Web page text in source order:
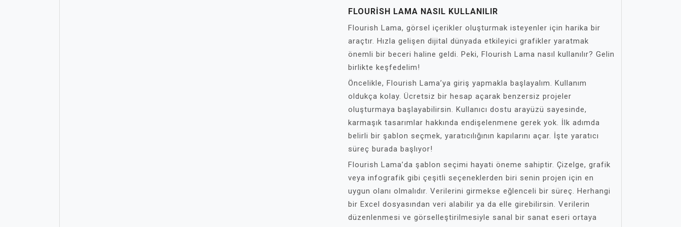
FLOURISH LAMA NASIL KULLANILIR
Flourish Lama, görsel içerikler oluşturmak isteyenler için harika bir
araçtır. Hızla gelişen dijital dünyada etkileyici grafikler yaratmak
önemli bir beceri haline geldi. Peki, Flourish Lama nasıl kullanılır? Gelin
birlikte keşfedelim!
Öncelikle, Flourish Lama’ya giriş yapmakla başlayalım. Kullanım
oldukça kolay. Ücretsiz bir hesap açarak benzersiz projeler
oluşturmaya başlayabilirsin. Kullanıcı dostu arayüzü sayesinde,
karmaşık tasarımlar hakkında endişelenmene gerek yok. İlk adımda
belirli bir şablon seçmek, yaratıcılığının kapılarını açar. İşte yaratıcı
süreç burada başlıyor!
Flourish Lama’da şablon seçimi hayati öneme sahiptir. Çizelge, grafik
veya infografik gibi çeşitli seçeneklerden biri senin projen için en
uygun olanı olmalıdır. Verilerini girmekse eğlenceli bir süreç. Herhangi
bir Excel dosyasından veri alabilir ya da elle girebilirsin. Verilerin
düzenlenmesi ve görselleştirilmesiyle sanal bir sanat eseri ortaya